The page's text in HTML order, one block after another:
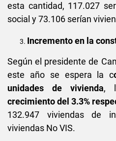
esta cantidad, 117.027
social y 73.106 serían
Incremento en la
Según el presidente de
este año se espera la c
unidades de vivienda,
crecimiento del 3.3%
132.947 viviendas de
viviendas No VIS.